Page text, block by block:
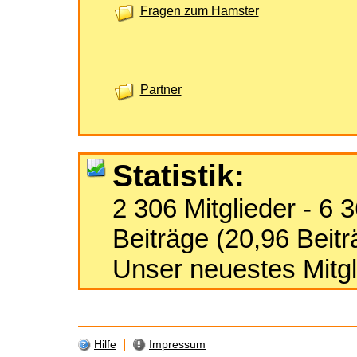
Fragen zum Hamster
Partner
Statistik:
2 306 Mitglieder - 6
Beiträge (20,96
Unser neuestes
Hilfe Impressum